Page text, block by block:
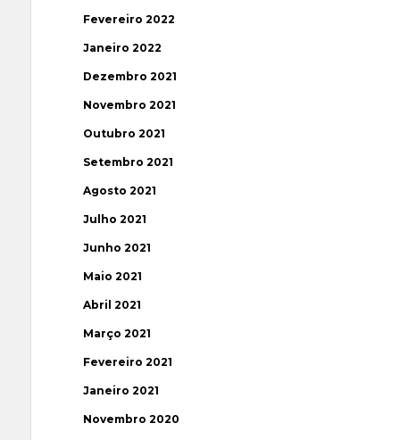
Fevereiro 2022
Janeiro 2022
Dezembro 2021
Novembro 2021
Outubro 2021
Setembro 2021
Agosto 2021
Julho 2021
Junho 2021
Maio 2021
Abril 2021
Março 2021
Fevereiro 2021
Janeiro 2021
Novembro 2020